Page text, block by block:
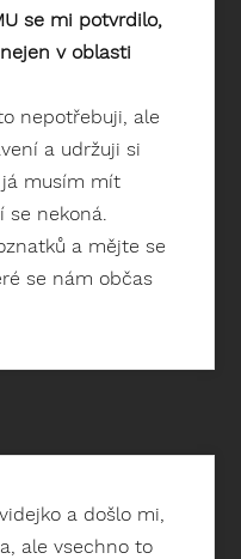
se mi potvrdilo,
v oblasti
nepotřebuji, ale
a udržuji si
musím mít
se nekoná.
a mějte se
se nám občas
a došlo mi,
ale vsechno to